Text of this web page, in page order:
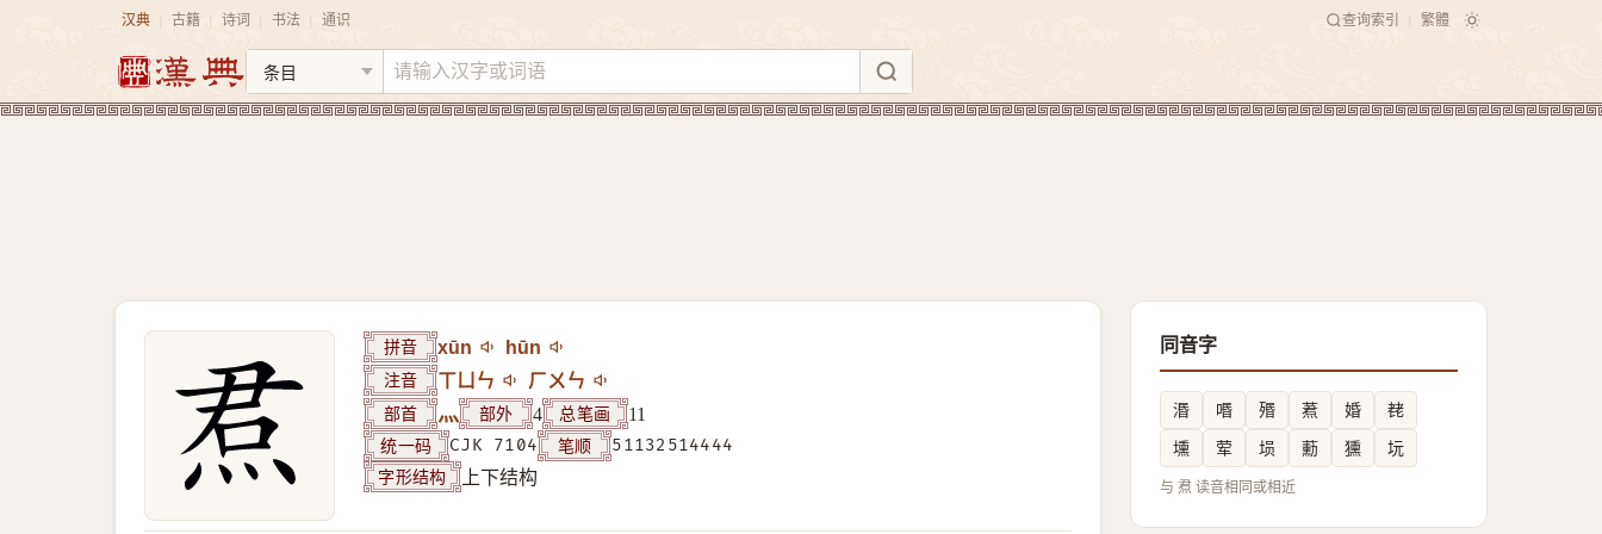
汉典 古籍 诗词 书法 通识 查询索引 繁體
拼音 xūn hūn
注音 ㄒㄩㄣ ㄏㄨㄣ
部首 灬 部外 4 总笔画 11
统一码 CJK 7104 笔顺 51132514444
字形结构 上下结构
同音字
湣 㗃 㱪 蔒 婚
䎜
壎
荤 埙 蘍 獯 坃
与 焄 读音相同或相近